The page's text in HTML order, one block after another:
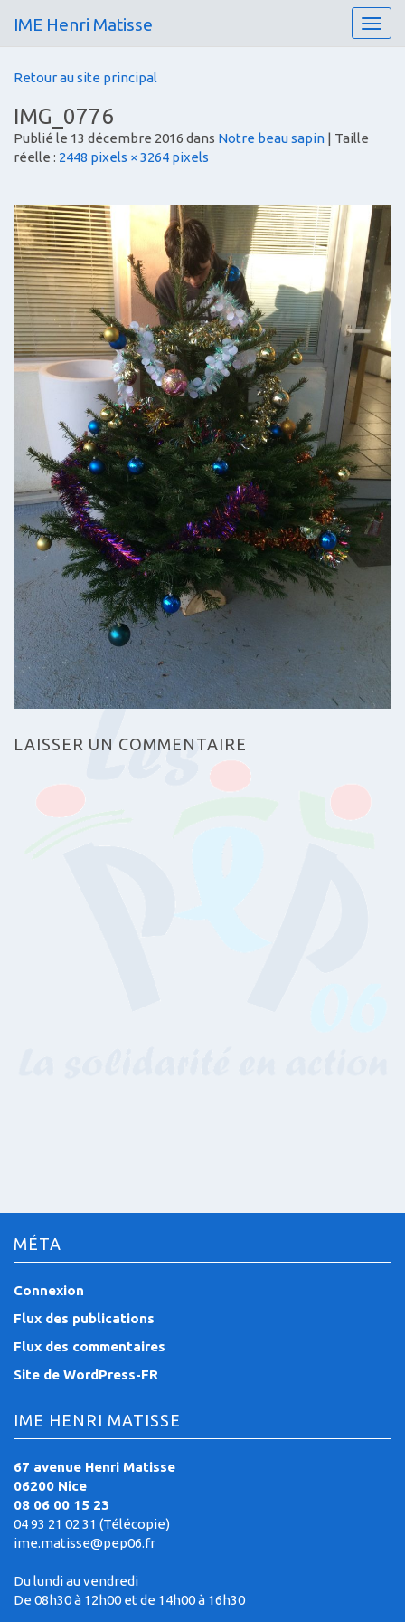
T
o
g
a
i
o
IME Henri Matisse
Retour au site principal
IMG_0776
Publié le 13 décembre 2016 dans Notre beau sapin | Taille
réelle : 2448 pixels × 3264 pixels
LAISSER UN COMMENTAIRE
MÉTA
Connexion
Flux des publications
Flux des commentaires
Site de WordPress-FR
IME HENRI MATISSE
67 avenue Henri Matisse
06200 Nice
08 06 00 15 23
04 93 21 02 31 (Télécopie)
ime.matisse@pep06.fr
Du lundi au vendredi
De 08h30 à 12h00 et de 14h00 à 16h30